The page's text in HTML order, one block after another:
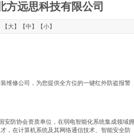
方远思科技有限公司
大】【中 】【小】
维修公司，为您提供全方位的一键红外防盗报警
防协会资质单位，在弱电智能化系统集成领域拥
，在计算机系统及其网络通信技术、智能安全防